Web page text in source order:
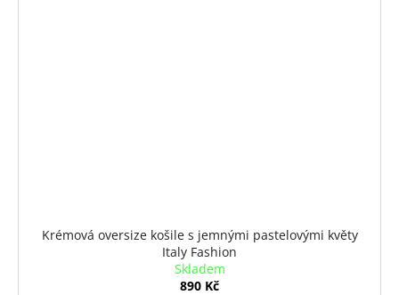
Krémová oversize košile s jemnými pastelovými květy
Italy Fashion
Skladem
890 Kč